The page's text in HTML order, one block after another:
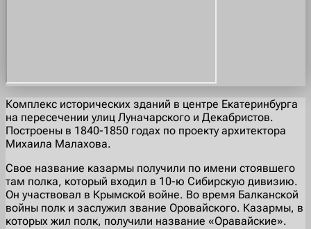
Комплекс исторических зданий в центре Екатеринбурга
на пересечении улиц Луначарского и Декабристов.
Построены в 1840-1850 годах по проекту архитектора
Михаила Малахова.
Свое название казармы получили по имени стоявшего
там полка, который входил в 10-ю Сибирскую дивизию.
Он участвовал в Крымской войне. Во время Балканской
войны полк и заслужил звание Оровайского. Казармы, в
которых жил полк, получили название «Оравайские».